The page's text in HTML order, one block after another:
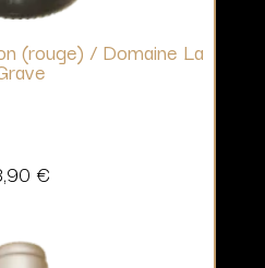
(rouge) / Domaine La
€